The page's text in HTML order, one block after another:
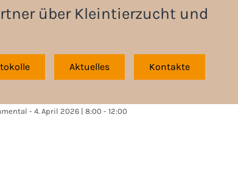
über Kleintierzucht und
Aktuelles Kontakte
- 4. April 2026 | 8:00 - 12:00